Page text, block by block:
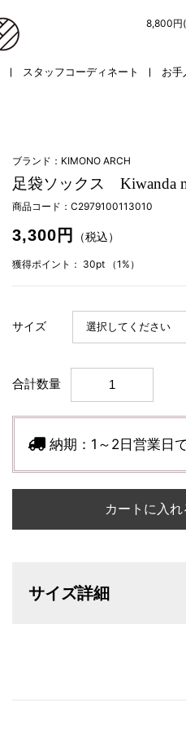
8,800円
スタッフコーディネート お手
ブランド：KIMONO ARCH
足袋ソックス Kiwanda
商品コード： C2979100113010
3,300円 （税込）
獲得ポイント： 30pt （1%）
サイズ
合計数量
納期： 1～2日営業日
カートに入れ
サイズ詳細